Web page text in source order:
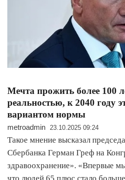
Мечта прожить более 100
реальностью, к 2040 году
вариантом нормы
metroadmin 23.10.2025 09:24
Такое мнение высказал
Сбербанка Герман Греф на
здравоохранение». «Впервые